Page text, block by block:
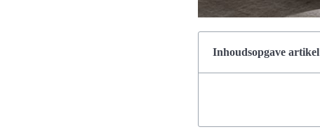
Inhoudsopgave artikel